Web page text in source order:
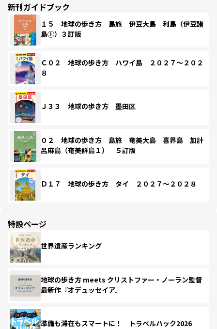
新刊ガイドブック
１５ 地球の歩き方 島旅 伊豆大島 利島（伊豆諸
島①）３訂版
Ｃ０２ 地球の歩き方 ハワイ島 ２０２７～２０２
８
Ｊ３３ 地球の歩き方 墨田区
０２ 地球の歩き方 島旅 奄美大島 喜界島 加計
呂麻島（奄美群島１） ５訂版
Ｄ１７ 地球の歩き方 タイ ２０２７～２０２８
特設ページ
世界遺産ランキング
地球の歩き方 meets クリストファー・ノーラン監督
最新作『オデュッセイア』
準備も滞在もスマートに！ トラベルハック2026